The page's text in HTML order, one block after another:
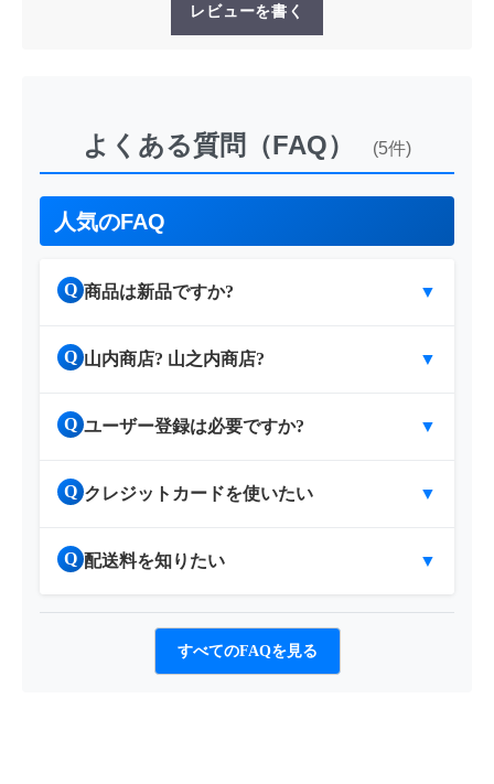
レビューを書く
よくある質問（FAQ） (5件)
人気のFAQ
Q 商品は新品ですか? ▼
Q 山内商店? 山之内商店? ▼
Q ユーザー登録は必要ですか? ▼
Q クレジットカードを使いたい ▼
Q 配送料を知りたい ▼
すべてのFAQを見る